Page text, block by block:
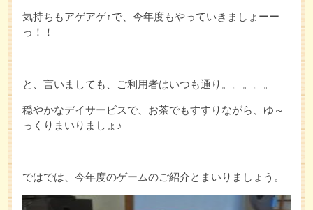
気持ちもアゲアゲ↑で、今年度もやっていきましょーー
っ！！
と、言いましても、ご利用者はいつも通り。。。。。
穏やかなデイサービスで、お茶でもすすりながら、ゆ～
っくりまいりましょ♪
ではでは、今年度のゲームのご紹介とまいりましょう。